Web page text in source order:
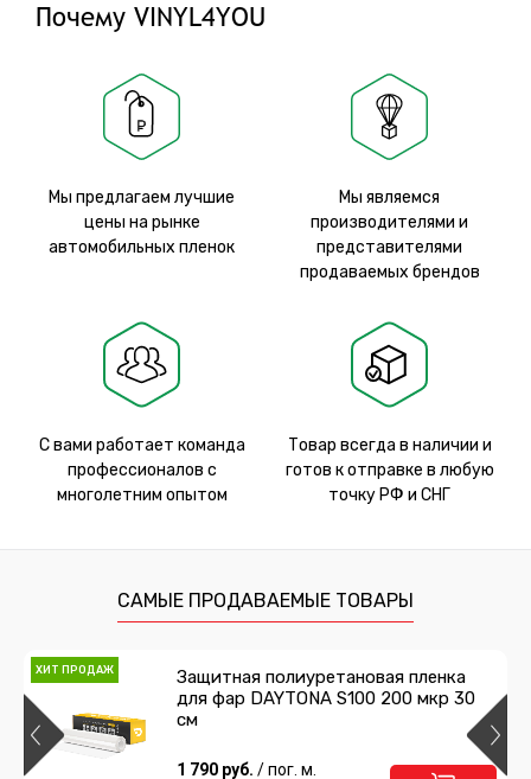
Почему VINYL4YOU
Мы предлагаем лучшие
цены на рынке
автомобильных пленок
Мы являемся
производителями и
представителями
продаваемых брендов
С вами работает команда
профессионалов с
многолетним опытом
Товар всегда в наличии и
готов к отправке в любую
точку РФ и СНГ
САМЫЕ ПРОДАВАЕМЫЕ ТОВАРЫ
ХИТ ПРОДАЖ
Защитная полиуретановая пленка
для фар DAYTONA S100 200 мкр 30
см
1 790 руб. / пог. м.